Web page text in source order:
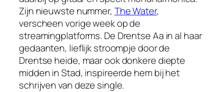
Zijn nieuwste nummer, The Water,
verscheen vorige week op de
streamingplatforms. De Drentse Aa in al haar
gedaanten, lieflijk stroompje door de
Drentse heide, maar ook donkere diepte
midden in Stad, inspireerde hem bij het
schrijven van deze single.